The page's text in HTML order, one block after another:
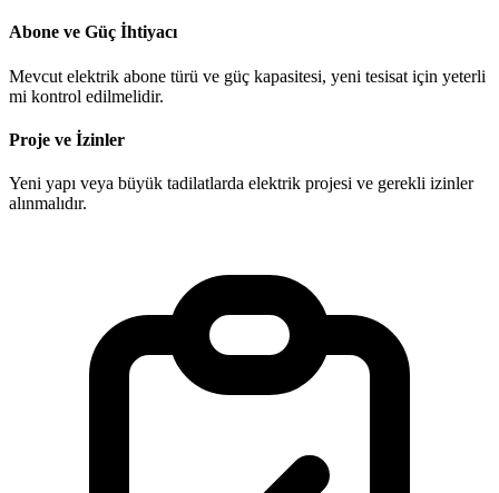
Abone ve Güç İhtiyacı
Mevcut elektrik abone türü ve güç kapasitesi, yeni tesisat için yeterli
mi kontrol edilmelidir.
Proje ve İzinler
Yeni yapı veya büyük tadilatlarda elektrik projesi ve gerekli izinler
alınmalıdır.